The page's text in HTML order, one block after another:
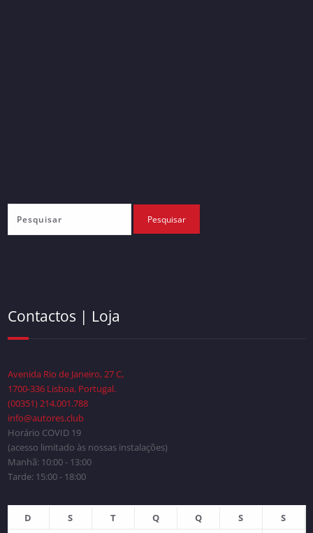
Contactos | Loja
Avenida Rio de Janeiro, 27 C,
1700-336 Lisboa, Portugal.
(00351) 214.001.788
info@autores.club
Horário COVID 19
(acesso limitado às nossas instalações)
Manhã: 10:00 - 13:00
Tarde: 15:00 - 18:00
D S T Q Q S S